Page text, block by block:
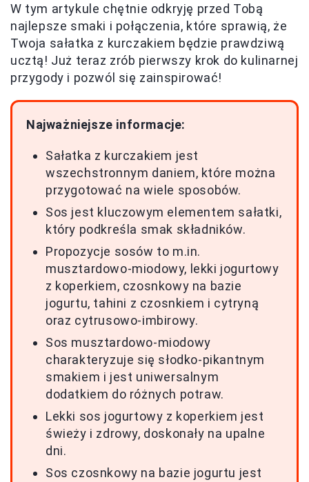
W tym artykule chętnie odkryję przed Tobą
najlepsze smaki i połączenia, które sprawią, że
Twoja sałatka z kurczakiem będzie prawdziwą
ucztą! Już teraz zrób pierwszy krok do kulinarnej
przygody i pozwól się zainspirować!
Najważniejsze informacje:
Sałatka z kurczakiem jest
wszechstronnym daniem, które można
przygotować na wiele sposobów.
Sos jest kluczowym elementem sałatki,
który podkreśla smak składników.
Propozycje sosów to m.in.
musztardowo-miodowy, lekki jogurtowy
z koperkiem, czosnkowy na bazie
jogurtu, tahini z czosnkiem i cytryną
oraz cytrusowo-imbirowy.
Sos musztardowo-miodowy
charakteryzuje się słodko-pikantnym
smakiem i jest uniwersalnym
dodatkiem do różnych potraw.
Lekki sos jogurtowy z koperkiem jest
świeży i zdrowy, doskonały na upalne
dni.
Sos czosnkowy na bazie jogurtu jest